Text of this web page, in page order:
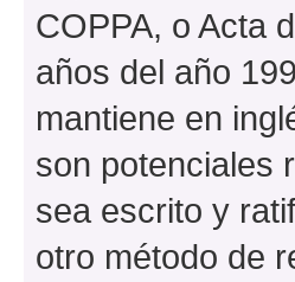
COPPA, o Acta
años del año
mantiene en
son potenciales
sea escrito y
otro método de